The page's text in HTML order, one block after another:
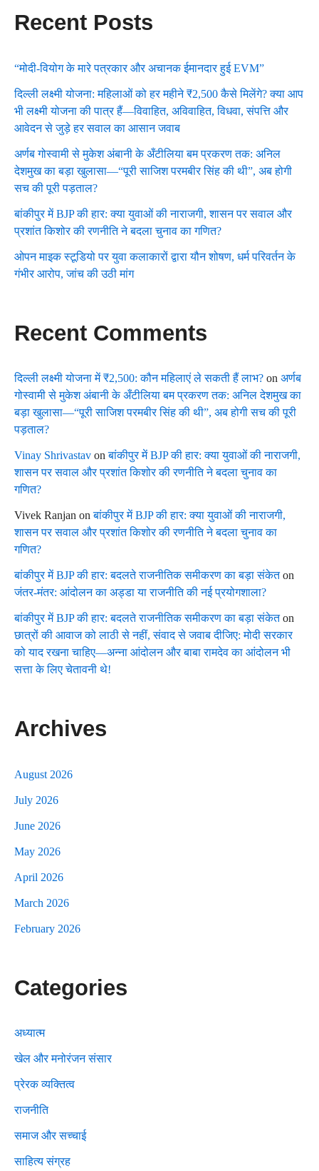
Recent Posts
“मोदी-वियोग के मारे पत्रकार और अचानक ईमानदार हुई EVM”
दिल्ली लक्ष्मी योजना: महिलाओं को हर महीने ₹2,500 कैसे मिलेंगे? क्या आप
भी लक्ष्मी योजना की पात्र हैं—विवाहित, अविवाहित, विधवा, संपत्ति और
आवेदन से जुड़े हर सवाल का आसान जवाब
अर्णब गोस्वामी से मुकेश अंबानी के अँटीलिया बम प्रकरण तक: अनिल
देशमुख का बड़ा खुलासा—“पूरी साजिश परमबीर सिंह की थी”, अब होगी
सच की पूरी पड़ताल?
बांकीपुर में BJP की हार: क्या युवाओं की नाराजगी, शासन पर सवाल और
प्रशांत किशोर की रणनीति ने बदला चुनाव का गणित?
ओपन माइक स्टूडियो पर युवा कलाकारों द्वारा यौन शोषण, धर्म परिवर्तन के
गंभीर आरोप, जांच की उठी मांग
Recent Comments
दिल्ली लक्ष्मी योजना में ₹2,500: कौन महिलाएं ले सकती हैं लाभ? on अर्णब
गोस्वामी से मुकेश अंबानी के अँटीलिया बम प्रकरण तक: अनिल देशमुख का
बड़ा खुलासा—“पूरी साजिश परमबीर सिंह की थी”, अब होगी सच की पूरी
पड़ताल?
Vinay Shrivastav onबांकीपुर में BJP की हार: क्या युवाओं की नाराजगी,
शासन पर सवाल और प्रशांत किशोर की रणनीति ने बदला चुनाव का
गणित?
Vivek Ranjan onबांकीपुर में BJP की हार: क्या युवाओं की नाराजगी,
शासन पर सवाल और प्रशांत किशोर की रणनीति ने बदला चुनाव का
गणित?
बांकीपुर में BJP की हार: बदलते राजनीतिक समीकरण का बड़ा संकेतon
जंतर-मंतर: आंदोलन का अड्डा या राजनीति की नई प्रयोगशाला?
बांकीपुर में BJP की हार: बदलते राजनीतिक समीकरण का बड़ा संकेतon
छात्रों की आवाज को लाठी से नहीं, संवाद से जवाब दीजिए: मोदी सरकार
को याद रखना चाहिए—अन्ना आंदोलन और बाबा रामदेव का आंदोलन भी
सत्ता के लिए चेतावनी थे!
Archives
August 2026
July 2026
June 2026
May 2026
April 2026
March 2026
February 2026
Categories
अध्यात्म
खेल और मनोरंजन संसार
प्रेरक व्यक्तित्व
राजनीति
समाज और सच्चाई
साहित्य संग्रह